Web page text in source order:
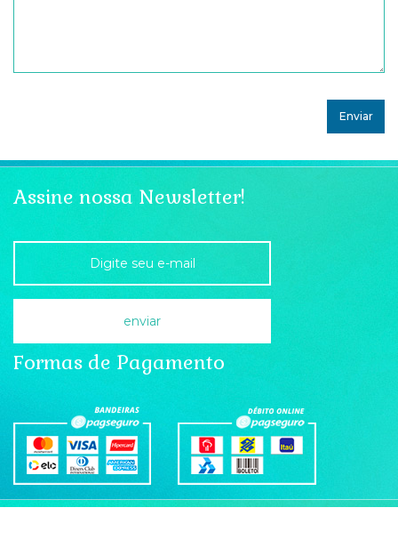
Assine nossa Newsletter!
Formas de Pagamento